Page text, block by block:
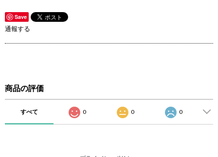
Save
通報する
商品の評価
すべて 0 0 0